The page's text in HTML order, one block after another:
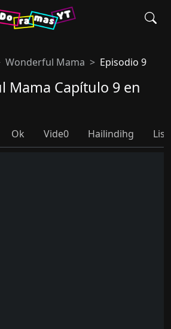
Wonderful Mama Episodio 9
Mama Capítulo 9 en
Ok Vide0 Hailindihg